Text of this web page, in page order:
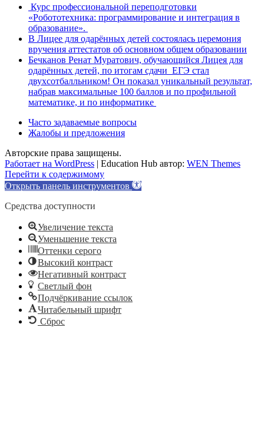
Курс профессиональной переподготовки
«Робототехника: программирование и интеграция в
образование».
В Лицее для одарённых детей состоялась церемония
вручения аттестатов об основном общем образовании
Бечканов Ренат Муратович, обучающийся Лицея для
одарённых детей, по итогам сдачи ЕГЭ стал
двухсотбалльником! Он показал уникальный результат,
набрав максимальные 100 баллов и по профильной
математике, и по информатике
Часто задаваемые вопросы
Жалобы и предложения
Авторские права защищены.
Работает на WordPress | Education Hub автор: WEN Themes
Перейти к содержимому
Открыть панель инструментов
Средства доступности
Увеличение текста
Уменьшение текста
Оттенки серого
Высокий контраст
Негативный контраст
Светлый фон
Подчёркивание ссылок
Читабельный шрифт
Сброс